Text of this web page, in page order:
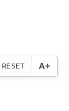
RESET A+